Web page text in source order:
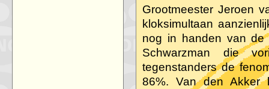
Grootmeester Jeroen
kloksimultaan
nog in handen van de
Schwarzman die
tegenstanders de
86%. Van den Akker